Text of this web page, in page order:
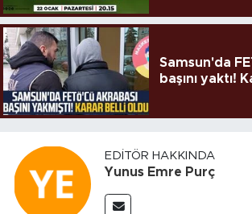
Samsun'da
başını yaktı!
EDITÖR HAKKINDA
Yunus Emre Purç